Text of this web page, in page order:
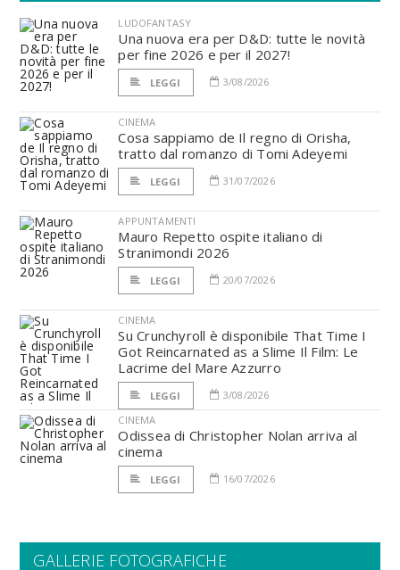
LUDOFANTASY
Una nuova era per D&D: tutte le novità
per fine 2026 e per il 2027!
LEGGI 3/08/2026
CINEMA
Cosa sappiamo de Il regno di Orisha,
tratto dal romanzo di Tomi Adeyemi
LEGGI 31/07/2026
APPUNTAMENTI
Mauro Repetto ospite italiano di
Stranimondi 2026
LEGGI 20/07/2026
CINEMA
Su Crunchyroll è disponibile That Time I
Got Reincarnated as a Slime Il Film: Le
Lacrime del Mare Azzurro
LEGGI
3/08/2026
CINEMA
Odissea di Christopher Nolan arriva al
cinema
LEGGI 16/07/2026
GALLERIE FOTOGRAFICHE